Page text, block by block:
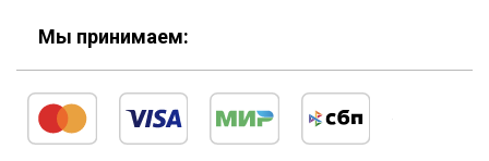
Мы принимаем: